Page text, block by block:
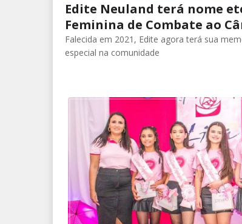
Edite Neuland terá nome
Feminina de Combate ao
Falecida em 2021, Edite agora terá sua
especial na comunidade